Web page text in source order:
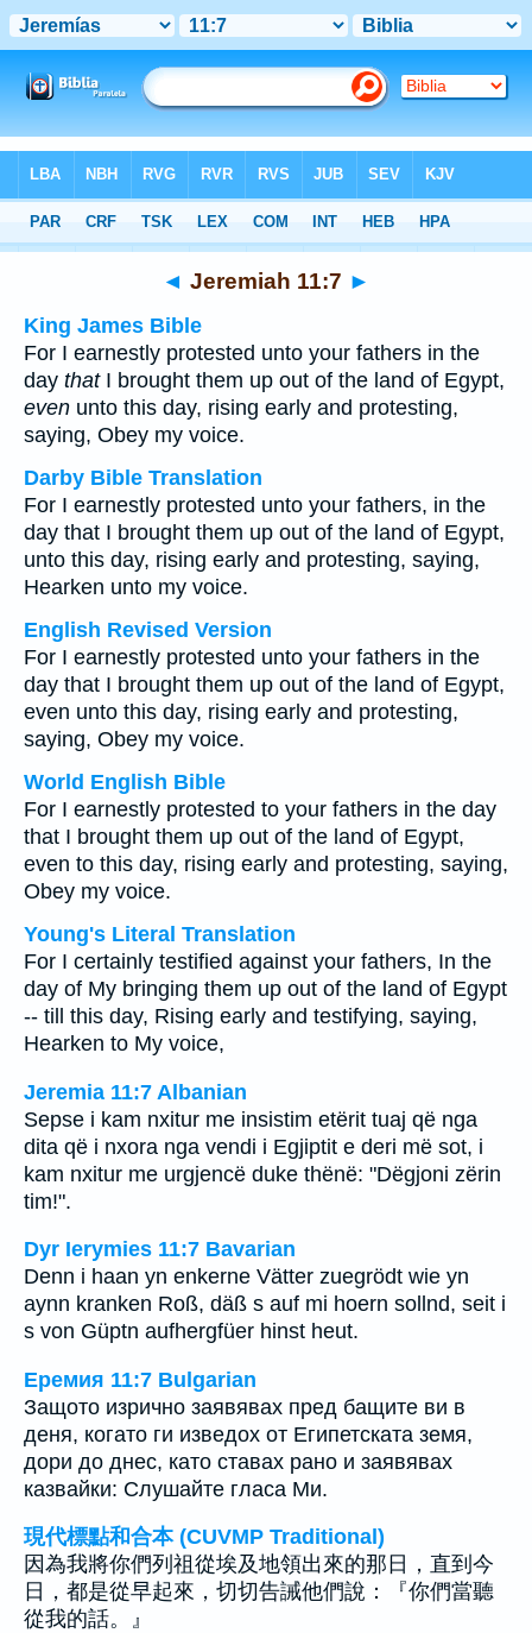
Multilingual > Jeremiah 11:7
◄ Jeremiah 11:7 ►
King James Bible
For I earnestly protested unto your fathers in the
day thatI brought them up out of the land of Egypt,
even unto this day, rising early and protesting,
saying, Obey my voice.
Darby Bible Translation
For I earnestly protested unto your fathers, in the
day that I brought them up out of the land of Egypt,
unto this day, rising early and protesting, saying,
Hearken unto my voice.
English Revised Version
For I earnestly protested unto your fathers in the
day that I brought them up out of the land of Egypt,
even unto this day, rising early and protesting,
saying, Obey my voice.
World English Bible
For I earnestly protested to your fathers in the day
that I brought them up out of the land of Egypt,
even to this day, rising early and protesting, saying,
Obey my voice.
Young's Literal Translation
For I certainly testified against your fathers, In the
day of My bringing them up out of the land of Egypt
-- till this day, Rising early and testifying, saying,
Hearken to My voice,
Jeremia 11:7 Albanian
Sepse i kam nxitur me insistim etërit tuaj që nga
dita që i nxora nga vendi i Egjiptit e deri më sot, i
kam nxitur me urgjencë duke thënë: "Dëgjoni zërin
tim!".
Dyr Ierymies 11:7 Bavarian
Denn i haan yn enkerne Vätter zuegrödt wie yn
aynn kranken Roß, däß s auf mi hoern sollnd, seit i
s von Güptn aufhergfüer hinst heut.
Еремия 11:7 Bulgarian
Защото изрично заявявах пред бащите ви в
деня, когато ги изведох от Египетската земя,
дори до днес, като ставах рано и заявявах
казвайки: Слушайте гласа Ми.
現代標點和合本 (CUVMP Traditional)
因為我將你們列祖從埃及地領出來的那日，直到今
日，都是從早起來，切切告誡他們說：『你們當聽
從我的話。』